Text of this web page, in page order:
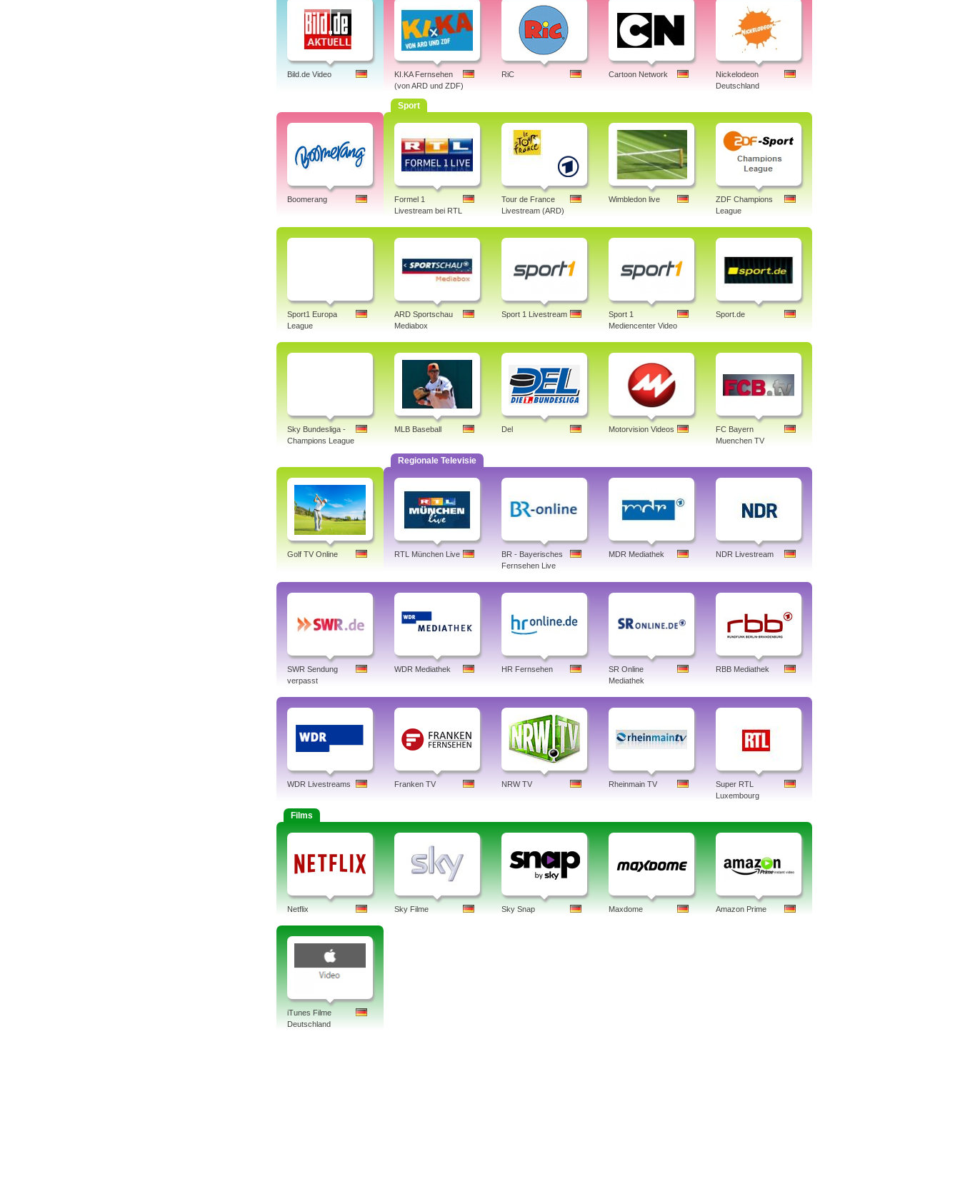
Bild.de Video
KI.KA Fernsehen
(von ARD und ZDF)
RiC Cartoon Network
Nickelodeon
Deutschland
Boomerang
Sport
Formel 1
Livestream bei RTL
Tour de France
Livestream (ARD)
Wimbledon live
ZDF Champions
League
Sport1 Europa
League
ARD Sportschau
Mediabox
Sport 1 Livestream
Sport 1
Mediencenter Video
Sport.de
Sky Bundesliga -
Champions League
MLB Baseball Del Motorvision Videos
FC Bayern
Muenchen TV
Golf TV Online
Regionale Televisie
RTL München Live
BR - Bayerisches
Fernsehen Live
MDR Mediathek NDR Livestream
SWR Sendung
verpasst
WDR Mediathek HR Fernsehen
SR Online
Mediathek
RBB Mediathek
WDR Livestreams Franken TV NRW TV Rheinmain TV
Super RTL
Luxembourg
Films
Netflix Sky Filme Sky Snap Maxdome Amazon Prime
iTunes Filme
Deutschland